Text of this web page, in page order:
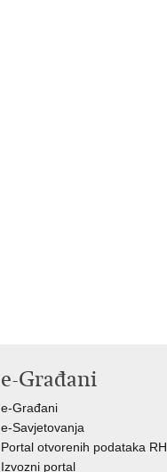
e-Građani
e-Građani
e-Savjetovanja
Portal otvorenih podataka RH
Izvozni portal